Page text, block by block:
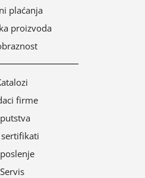
plaćanja
proizvoda
firme
sertifikati
Servis